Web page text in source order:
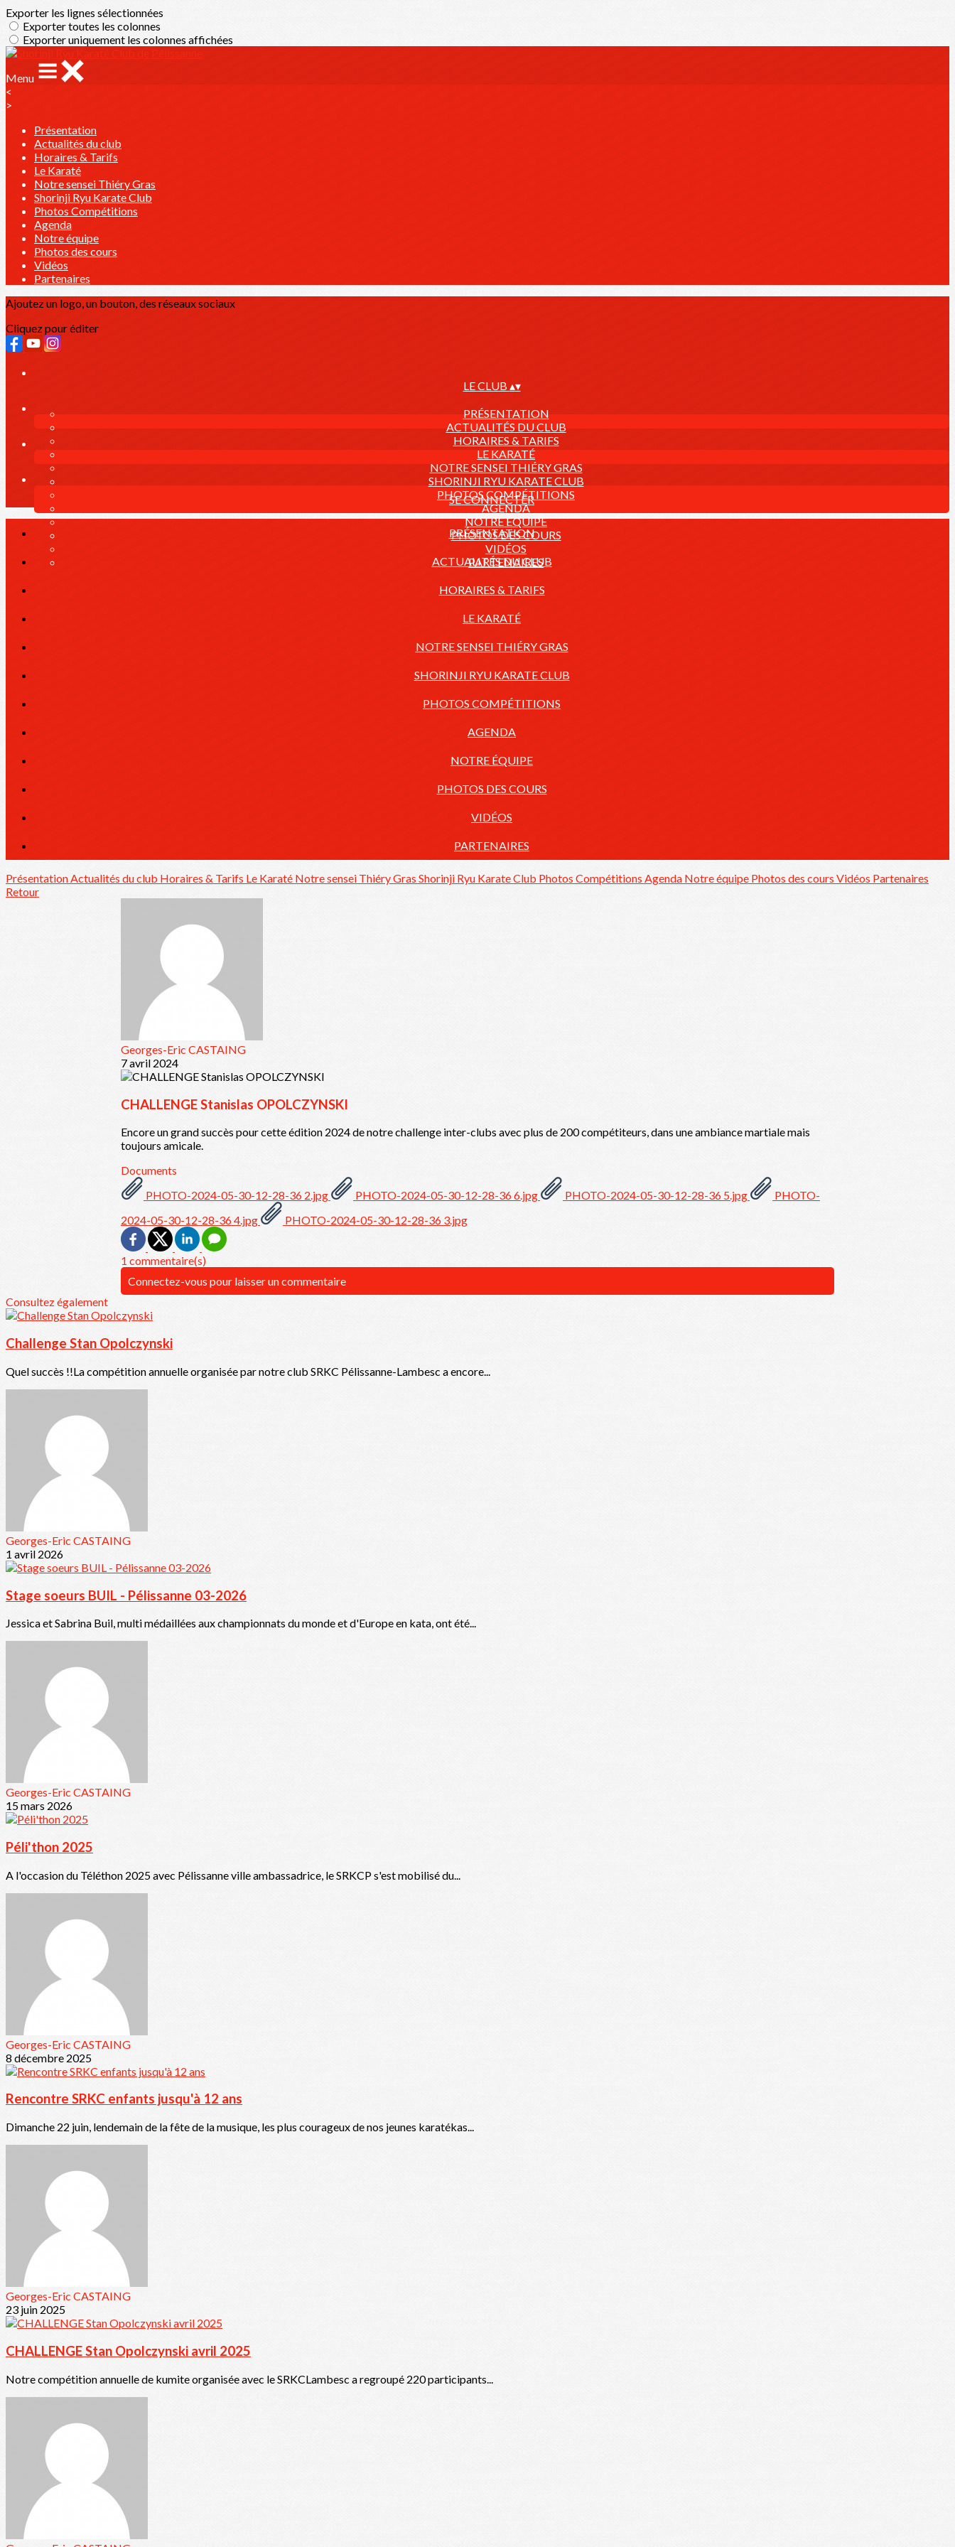
Exporter les lignes sélectionnées
Exporter toutes les colonnes
Exporter uniquement les colonnes affichées
Menu
<
>
Présentation
Actualités du club
Horaires & Tarifs
Le Karaté
Notre sensei Thiéry Gras
Shorinji Ryu Karate Club
Photos Compétitions
Agenda
Notre équipe
Photos des cours
Vidéos
Partenaires
Ajoutez un logo, un bouton, des réseaux sociaux
Cliquez pour éditer
LE CLUB ▴▾
PRÉSENTATION
ACTUALITÉS DU CLUB
HORAIRES & TARIFS
LE KARATÉ
NOTRE SENSEI THIÉRY GRAS
SHORINJI RYU KARATE CLUB
PHOTOS COMPÉTITIONS
AGENDA
NOTRE ÉQUIPE
PHOTOS DES COURS
VIDÉOS
PARTENAIRES
SE CONNECTER
PRÉSENTATION
ACTUALITÉS DU CLUB
HORAIRES & TARIFS
LE KARATÉ
NOTRE SENSEI THIÉRY GRAS
SHORINJI RYU KARATE CLUB
PHOTOS COMPÉTITIONS
AGENDA
NOTRE ÉQUIPE
PHOTOS DES COURS
VIDÉOS
PARTENAIRES
PrésentationActualités du club Horaires & Tarifs Le Karaté Notre sensei Thiéry Gras Shorinji Ryu Karate Club Photos CompétitionsAgenda Notre équipe Photos des cours Vidéos Partenaires
Retour
Georges-Eric CASTAING
7 avril 2024
CHALLENGE Stanislas OPOLCZYNSKI
Encore un grand succès pour cette édition 2024 de notre challenge inter-clubs avec plus de 200 compétiteurs, dans une ambiance martiale mais
toujours amicale.
Documents
PHOTO-2024-05-30-12-28-36 2.jpg
PHOTO-2024-05-30-12-28-36 6.jpg PHOTO-2024-05-30-12-28-36 5.jpg
PHOTO-
2024-05-30-12-28-36 4.jpg
PHOTO-2024-05-30-12-28-36 3.jpg
1 commentaire(s)
Connectez-vous pour laisser un commentaire
Consultez également
Challenge Stan Opolczynski
Quel succès !!La compétition annuelle organisée par notre club SRKC Pélissanne-Lambesc a encore...
Georges-Eric CASTAING
1 avril 2026
Stage soeurs BUIL - Pélissanne 03-2026
Jessica et Sabrina Buil, multi médaillées aux championnats du monde et d'Europe en kata, ont été...
Georges-Eric CASTAING
15 mars 2026
Péli'thon 2025
A l'occasion du Téléthon 2025 avec Pélissanne ville ambassadrice, le SRKCP s'est mobilisé du...
Georges-Eric CASTAING
8 décembre 2025
Rencontre SRKC enfants jusqu'à 12 ans
Dimanche 22 juin, lendemain de la fête de la musique, les plus courageux de nos jeunes karatékas...
Georges-Eric CASTAING
23 juin 2025
CHALLENGE Stan Opolczynski avril 2025
Notre compétition annuelle de kumite organisée avec le SRKCLambesc a regroupé 220 participants...